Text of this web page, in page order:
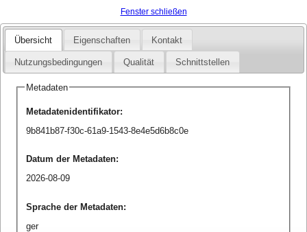
Fenster schließen
Übersicht Eigenschaften Kontakt
Nutzungsbedingungen Qualität Schnittstellen
Metadaten
Metadatenidentifikator:
9b841b87-f30c-61a9-1543-8e4e5d6b8c0e
Datum der Metadaten:
2026-08-09
Sprache der Metadaten:
ger